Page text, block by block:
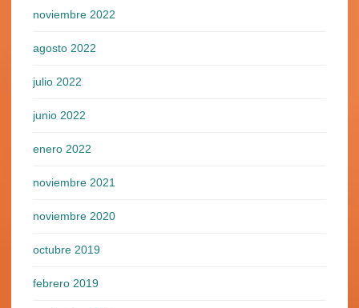
noviembre 2022
agosto 2022
julio 2022
junio 2022
enero 2022
noviembre 2021
noviembre 2020
octubre 2019
febrero 2019